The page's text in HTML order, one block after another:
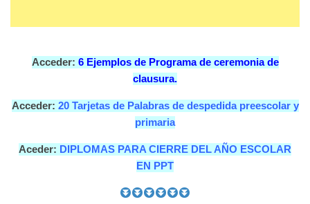
Acceder: 6 Ejemplos de Programa de ceremonia de
clausura.
Acceder: 20 Tarjetas de Palabras de despedida preescolar y
primaria
Aceder: DIPLOMAS PARA CIERRE DEL AÑO ESCOLAR
EN PPT